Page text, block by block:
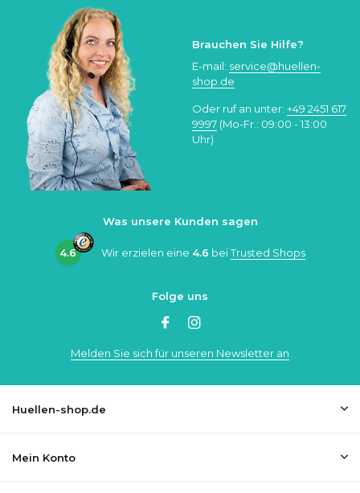
Brauchen Sie Hilfe?
E-mail: service@huellen-
shop.de
Oder ruf an unter: +49 2451 617
9997 (Mo-Fr.: 09:00 - 13:00
Uhr)
Was unsere Kunden sagen
4.6 Wir erzielen eine 4.6 beiTrusted Shops
Folge uns
Melden Sie sich für unseren Newsletter an
Huellen-shop.de
Mein Konto